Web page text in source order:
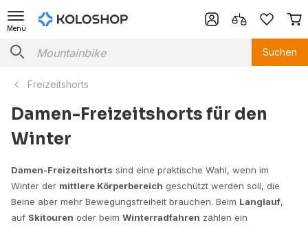
Menü
Suchen
Freizeitshorts
Damen-Freizeitshorts für den
Winter
Damen-Freizeitshorts sind eine praktische Wahl, wenn im
Winter der mittlere Körperbereich geschützt werden soll, die
Beine aber mehr Bewegungsfreiheit brauchen. Beim Langlauf,
auf Skitouren oder beim Winterradfahren zählen ein